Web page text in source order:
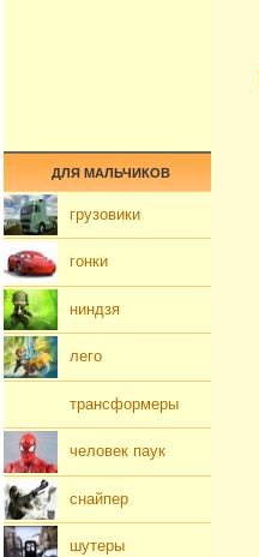
ДЛЯ МАЛЬЧИКОВ
грузовики
гонки
ниндзя
лего
трансформеры
человек паук
снайпер
шутеры